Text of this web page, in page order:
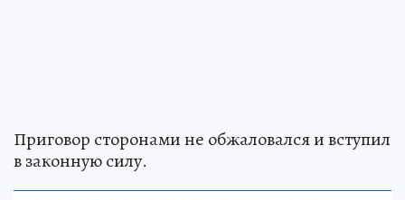
Приговор сторонами не обжаловался и вступил
в законную силу.